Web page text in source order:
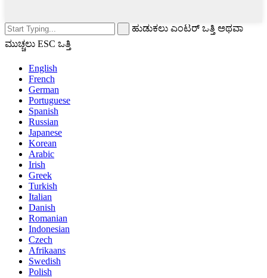
ಹುಡುಕಲು ಎಂಟರ್ ಒತ್ತಿ ಅಥವಾ
ಮುಚ್ಚಲು ESC ಒತ್ತಿ
English
French
German
Portuguese
Spanish
Russian
Japanese
Korean
Arabic
Irish
Greek
Turkish
Italian
Danish
Romanian
Indonesian
Czech
Afrikaans
Swedish
Polish